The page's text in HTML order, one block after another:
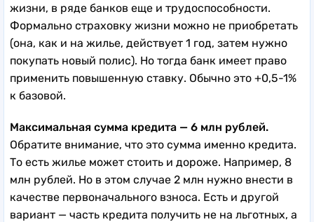
жизни, в ряде банков еще и трудоспособности.
Формально страховку жизни можно не приобретать
(она, как и на жилье, действует 1 год, затем нужно
покупать новый полис). Но тогда банк имеет право
применить повышенную ставку. Обычно это +0,5-1%
к базовой.
Максимальная сумма кредита — 6 млн рублей.
Обратите внимание, что это сумма именно кредита.
То есть жилье может стоить и дороже. Например, 8
млн рублей. Но в этом случае 2 млн нужно внести в
качестве первоначального взноса. Есть и другой
вариант — часть кредита получить не на льготных, а